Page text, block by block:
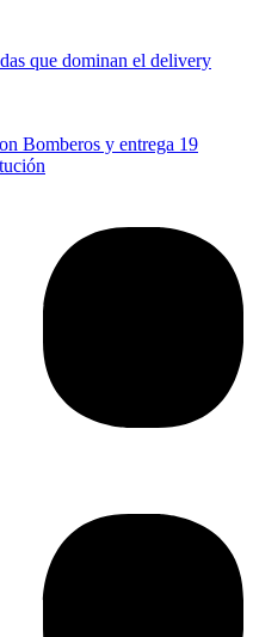
que dominan el delivery
Bomberos y entrega 19